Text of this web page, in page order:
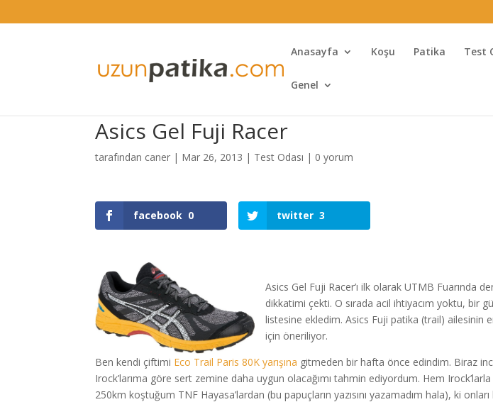
Anasayfa Koşu Patika Test
Genel
Asics Gel Fuji Racer
tarafından caner | Mar 26, 2013 | Test Odası | 0 yorum
facebook 0 twitter 3
Asics Gel Fuji Racer’ı ilk olarak UTMB Fuarında
dikkatimi çekti. O sırada acil ihtiyacım yoktu, bir
listesine ekledim. Asics Fuji patika (trail) ailesinin
için öneriliyor.
Ben kendi çiftimi Eco Trail Paris 80K yarışına gitmeden bir hafta önce edindim. Biraz
Irock’larıma göre sert zemine daha uygun olacağımı tahmin ediyordum. Hem
250km koştuğum TNF Hayasa’lardan (bu papuçların yazısını yazamadım hala), ki